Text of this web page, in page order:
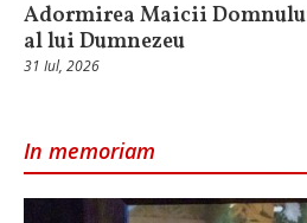
Adormirea Maicii
al lui Dumnezeu
31 Iul, 2026
In memoriam